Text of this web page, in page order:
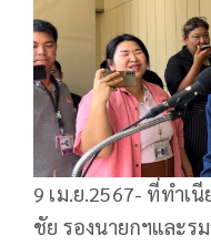
9 เม.ย.2567- ที่ทำเ
ชัย รองนายกฯและ